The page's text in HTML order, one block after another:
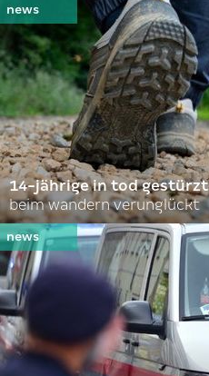
14-jährige in tod gestürzt
beim wandern verunglückt